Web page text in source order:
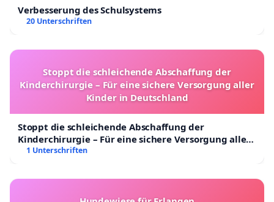
Verbesserung des Schulsystems
20 Unterschriften
Stoppt die schleichende Abschaffung der
Kinderchirurgie – Für eine sichere Versorgung aller
Kinder in Deutschland
Stoppt die schleichende Abschaffung der
Kinderchirurgie – Für eine sichere Versorgung aller
Kinder in Deutschland
1 Unterschriften